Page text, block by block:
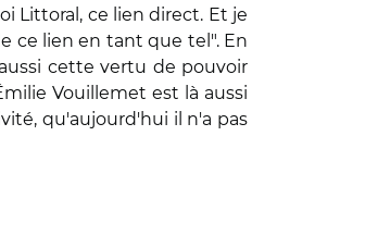
Littoral, ce lien direct. Et je
ce lien en tant que tel". En
cette vertu de pouvoir
Vouillemet est là aussi
qu'aujourd'hui il n'a pas